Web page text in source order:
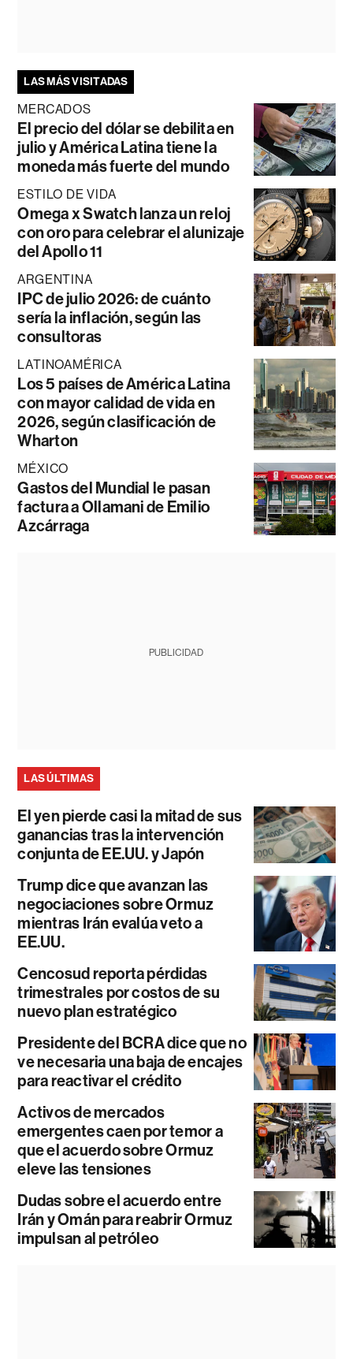
LAS MÁS VISITADAS
MERCADOS
El precio del dólar se debilita en
julio y América Latina tiene la
moneda más fuerte del mundo
ESTILO DE VIDA
Omega x Swatch lanza un reloj
con oro para celebrar el alunizaje
del Apollo 11
ARGENTINA
IPC de julio 2026: de cuánto
sería la inflación, según las
consultoras
LATINOAMÉRICA
Los 5 países de América Latina
con mayor calidad de vida en
2026, según clasificación de
Wharton
MÉXICO
Gastos del Mundial le pasan
factura a Ollamani de Emilio
Azcárraga
PUBLICIDAD
LAS ÚLTIMAS
El yen pierde casi la mitad de sus
ganancias tras la intervención
conjunta de EE.UU. y Japón
Trump dice que avanzan las
negociaciones sobre Ormuz
mientras Irán evalúa veto a
EE.UU.
Cencosud reporta pérdidas
trimestrales por costos de su
nuevo plan estratégico
Presidente del BCRA dice que no
ve necesaria una baja de encajes
para reactivar el crédito
Activos de mercados
emergentes caen por temor a
que el acuerdo sobre Ormuz
eleve las tensiones
Dudas sobre el acuerdo entre
Irán y Omán para reabrir Ormuz
impulsan al petróleo